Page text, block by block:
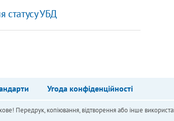
статусу УБД
Угода конфіденційності
Передрук, копіювання, відтворення або інше